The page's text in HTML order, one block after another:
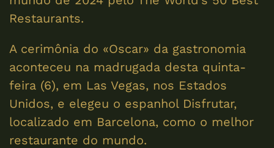
Restaurants.
A cerimônia do «Oscar» da gastronomia
aconteceu na madrugada desta quinta-
feira (6), em Las Vegas, nos Estados
Unidos, e elegeu o espanhol Disfrutar,
localizado em Barcelona, como o melhor
restaurante do mundo.